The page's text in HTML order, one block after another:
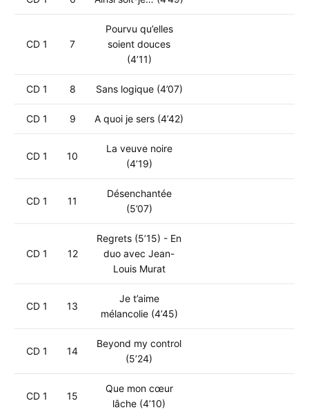
CD 1 7
Pourvu qu’elles
soient douces
(4’11)
CD 1 8 Sans logique (4’07)
CD 1 9 A quoi je sers (4’42)
CD 1 10
La veuve noire
(4’19)
CD 1 11
Désenchantée
(5’07)
CD 1 12
Regrets (5’15) - En
duo avec Jean-
Louis Murat
CD 1 13
Je t’aime
mélancolie (4’45)
CD 1 14
Beyond my control
(5’24)
CD 1 15
Que mon cœur
lâche (4’10)